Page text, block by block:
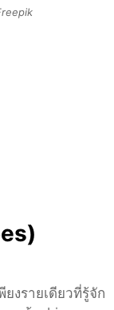
งรายเดียวที่รู้จัก